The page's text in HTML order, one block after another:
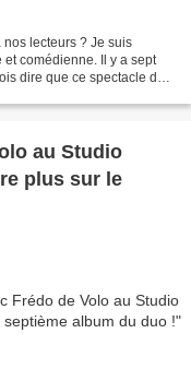
lecteurs ? Je suis
comédienne. Il y a sept
dire que ce spectacle de
au Studio
plus sur le